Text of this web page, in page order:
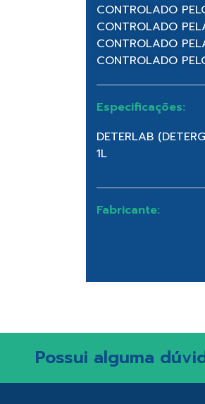
CONTROLADO
CONTROLADO
CONTROLADO
CONTROLADO
Especificações:
DETERLAB
1L
Fabricante:
Possui alguma